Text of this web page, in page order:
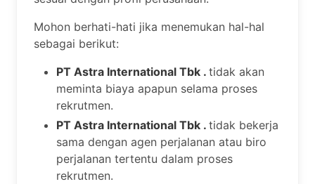
Mohon berhati-hati jika menemukan hal-hal
sebagai berikut:
PT Astra International Tbk . tidak akan
meminta biaya apapun selama proses
rekrutmen.
PT Astra International Tbk . tidak bekerja
sama dengan agen perjalanan atau biro
perjalanan tertentu dalam proses
rekrutmen.